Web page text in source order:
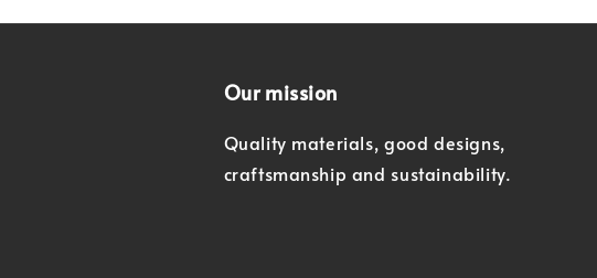
Our mission
Quality materials, good designs,
craftsmanship and sustainability.